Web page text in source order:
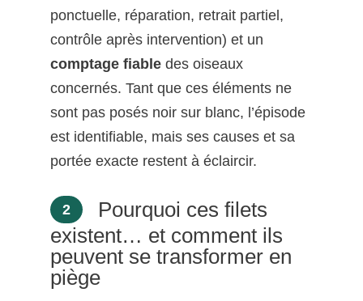
ponctuelle, réparation, retrait partiel,
contrôle après intervention) et un
comptage fiable des oiseaux
concernés. Tant que ces éléments ne
sont pas posés noir sur blanc, l’épisode
est identifiable, mais ses causes et sa
portée exacte restent à éclaircir.
2
Pourquoi ces filets
existent… et comment ils
peuvent se transformer en
piège